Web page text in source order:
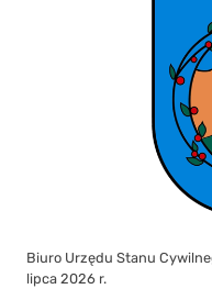
Biuro Urzędu Stanu
lipca 2026 r.